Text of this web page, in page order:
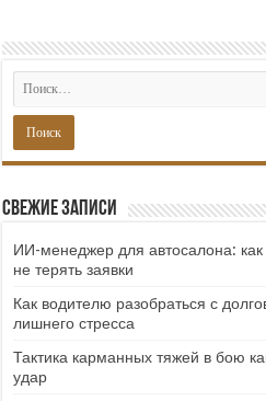
Свежие записи
ИИ-менеджер для автосалона: как
не терять заявки
Как водителю разобраться с
лишнего стресса
Тактика карманных тяжей в бою
удар